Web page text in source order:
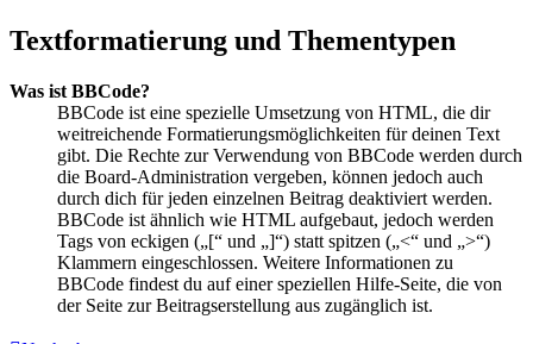
Textformatierung und Thementypen
Was ist BBCode?
BBCode ist eine spezielle Umsetzung von HTML, die dir
weitreichende Formatierungsmöglichkeiten für deinen Text
gibt. Die Rechte zur Verwendung von BBCode werden durch
die Board-Administration vergeben, können jedoch auch
durch dich für jeden einzelnen Beitrag deaktiviert werden.
BBCode ist ähnlich wie HTML aufgebaut, jedoch werden
Tags von eckigen („[“ und „]“) statt spitzen („<“ und „>“)
Klammern eingeschlossen. Weitere Informationen zu
BBCode findest du auf einer speziellen Hilfe-Seite, die von
der Seite zur Beitragserstellung aus zugänglich ist.